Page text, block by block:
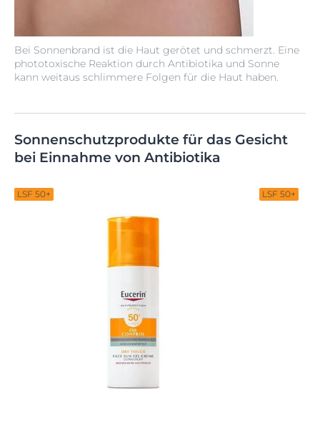
Bei Sonnenbrand ist die Haut gerötet und schmerzt. Eine
phototoxische Reaktion durch Antibiotika und Sonne
kann weitaus schlimmere Folgen für die Haut haben.
Sonnenschutzprodukte für das Gesicht
bei Einnahme von Antibiotika
LSF 50+ LSF 50+